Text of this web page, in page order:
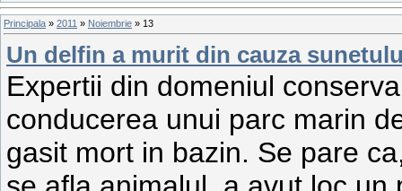
Principala » 2011 » Noiembrie » 13
Un delfin a murit din cauza
Expertii din domeniul
conducerea unui parc marin
gasit mort in bazin. Se pare